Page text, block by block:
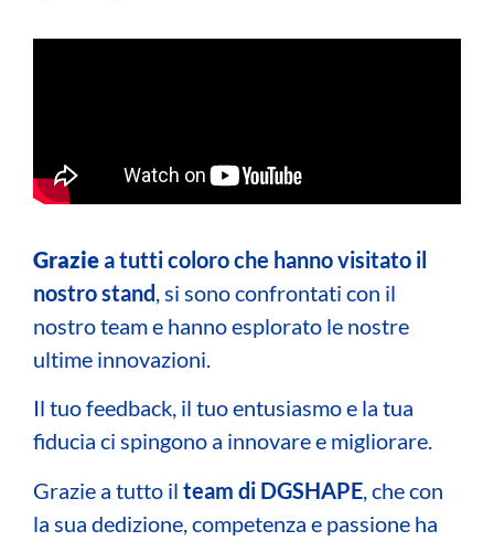
Graziea tutti coloro che hanno visitato il
nostro stand , si sono confrontati con il
nostro team e hanno esplorato le nostre
ultime innovazioni.
Il tuo feedback, il tuo entusiasmo e la tua
fiducia ci spingono a innovare e migliorare.
Grazie a tutto il team di DGSHAPE , che con
la sua dedizione, competenza e passione ha